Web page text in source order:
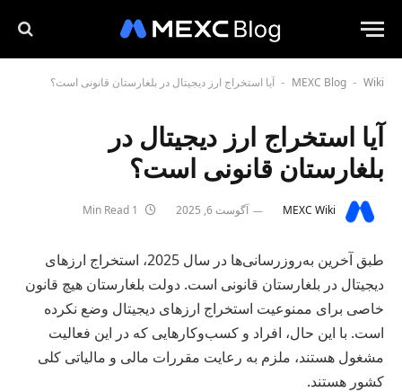
MEXC Blog - Wiki
- آیا استخراج ارز دیجیتال در بلغارستان قانونی است؟
آیا استخراج ارز دیجیتال در
بلغارستان قانونی است؟
MEXC Wiki آگوست 6, 2025
طبق آخرین به‌روزرسانی‌ها در سال 2025، استخراج ارزهای
دیجیتال در بلغارستان قانونی است. دولت بلغارستان هیچ قانون
خاصی برای ممنوعیت استخراج ارزهای دیجیتال وضع نکرده
است. با این حال، افراد و کسب‌وکارهایی که در این فعالیت
مشغول هستند، ملزم به رعایت مقررات مالی و مالیاتی کلی
کشور هستند.